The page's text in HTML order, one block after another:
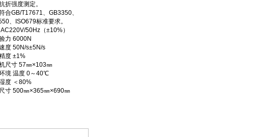
折强度测定。
合GB/T17671、GB3350、
、ISO679标准要求。
50Hz（±10%）
力 6000N
度 50N/s±5N/s
度 ±1%
尺寸 57㎜×103㎜
境 温度 0～40℃
度 ＜80%
寸 500㎜×365㎜×690㎜